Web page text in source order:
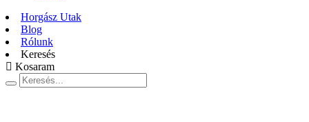
Horgász Utak
Blog
Rólunk
Keresés
Kosaram